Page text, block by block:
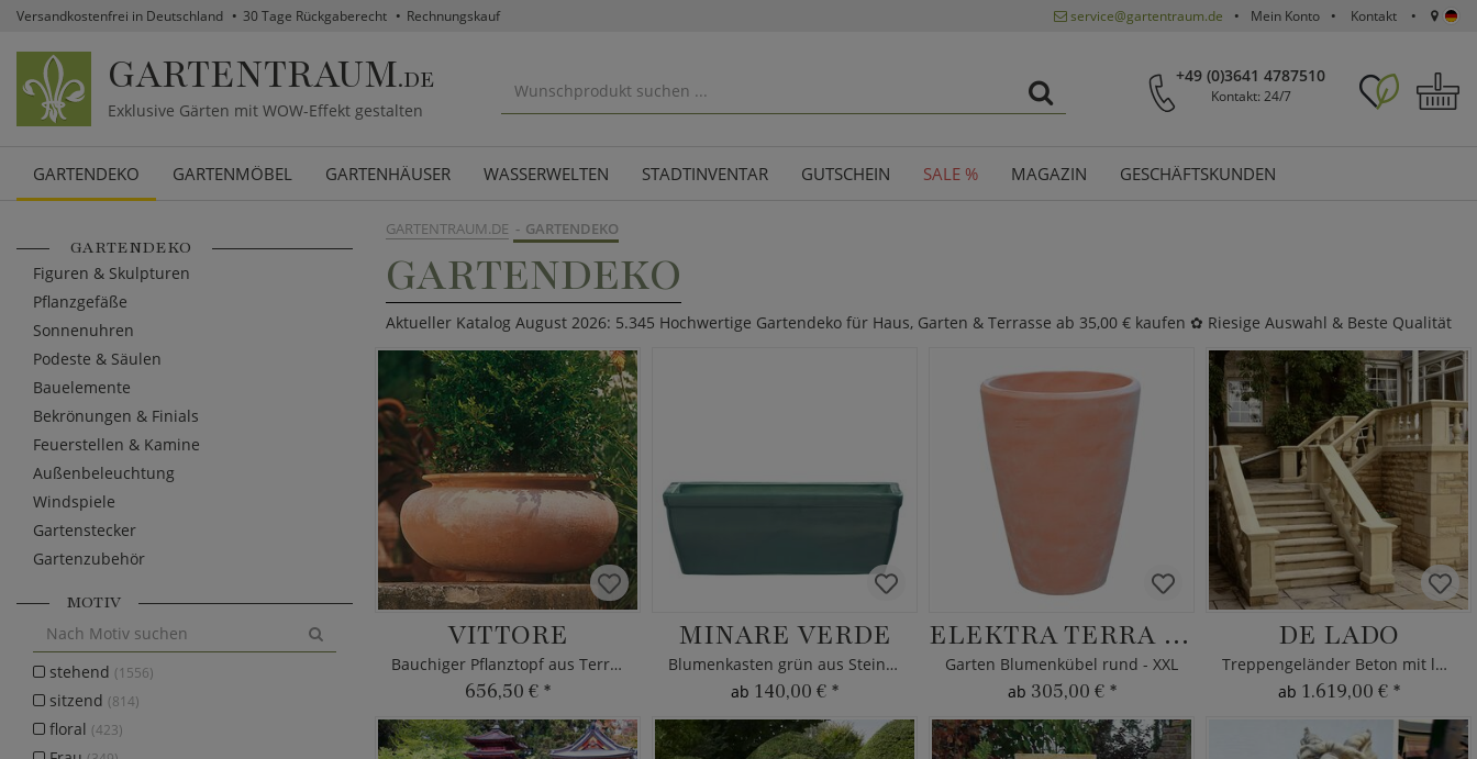
Versandkostenfrei in Deutschland 30 Tage Rückgaberecht Rechnungskauf service@gartentraum.de Mein Konto Kontakt
GARTENTRAUM.DE
Exklusive Gärten mit WOW-Effekt gestalten
+49 (0)3641 4787510
Kontakt: 24/7
GARTENDEKO GARTENMÖBEL GARTENHÄUSER WASSERWELTEN STADTINVENTAR GUTSCHEIN SALE % MAGAZIN GESCHÄFTSKUNDEN
GARTENTRAUM.DE GARTENDEKO
GARTENDEKO
Aktueller Katalog August 2026: 5.345 Hochwertige Gartendeko für Haus, Garten & Terrasse ab 35,00 € kaufen ✿ Riesige Auswahl & Beste Qualität
VITTORE
Bauchiger Pflanztopf aus Terracotta
656,50 € *
MINARE VERDE
Blumenkasten grün aus Steinzeug
ab 140,00 € *
ELEKTRA TERRA HELL
Garten Blumenkübel rund - XXL
ab 305,00 € *
DE LADO
Treppengeländer Beton mit leicht gebogener Deckplatte
ab 1.619,00 € *
GARTENDEKO
Figuren & Skulpturen
Pflanzgefäße
Sonnenuhren
Podeste & Säulen
Bauelemente
Bekrönungen & Finials
Feuerstellen & Kamine
Außenbeleuchtung
Windspiele
Gartenstecker
Gartenzubehör
MOTIV
stehend (1556)
sitzend (814)
floral (423)